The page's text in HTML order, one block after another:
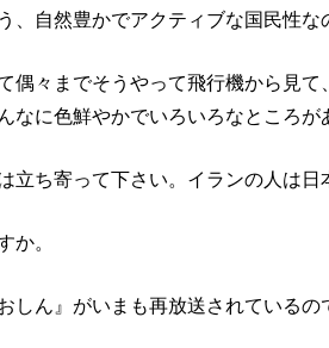
、自然豊かでアクティブな国民性な
偶々までそうやって飛行機から見
なに色鮮やかでいろいろなところが
立ち寄って下さい。イランの人は日
か。
しん』がいまも再放送されている